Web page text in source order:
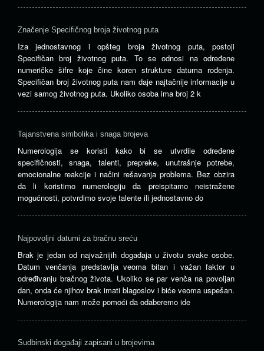
Značenje Specifičnog broja životnog puta
Iza jednostavnog i opšteg broja životnog puta, postoji
Specifičan broj životnog puta. To se odnosi na određene
numeričke šifre koje čine koren strukture datuma rođenja.
Specifičan broj životnog puta nam daje najtačnije informacije u
vezi samog životnog puta. Ukoliko osoba ima broj 2 k
Tajanstvena simbolika i snaga brojeva
Numerologija se koristi kako bi se utvrdile određene
specifičnosti, snaga, talenti, prepreke, unutrašnje potrebe,
emocionalne reakcije i načini rešavanja problema. Bez obzira
da li koristimo numerologiju da preispitamo neistražene
mogućnosti, potvrdimo svoje talente ili jednostavno do
Najpovoljni datumi za bračnu sreću
Brak je jedan od najvažnijih događaja u životu svake osobe.
Datum venčanja predstavlja veoma bitan i važan faktor u
određivanju bračnog života. Ukoliko se par venča na povoljan
dan, onda će njihov brak imati blagoslov i biće veoma uspešan.
Numerologija nam može pomoći da odaberemo ide
Sudbinski događaji zapisani u brojevima